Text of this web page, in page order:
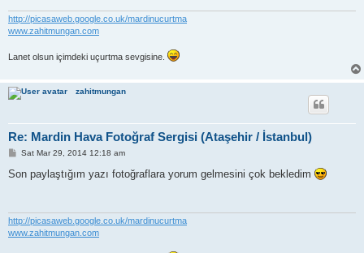
http://picasaweb.google.co.uk/mardinucurtma
www.zahitmungan.com
Lanet olsun içimdeki uçurtma sevgisine.
zahitmungan
Re: Mardin Hava Fotoğraf Sergisi (Ataşehir / İstanbul)
P
s
Sat Mar 29, 2014 12:18 am
Son paylaştığım yazı fotoğraflara yorum gelmesini çok bekledim
http://picasaweb.google.co.uk/mardinucurtma
www.zahitmungan.com